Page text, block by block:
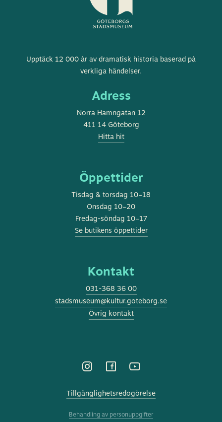
Göteborgs
stadsmuseum
Upptäck 12 000 år av dramatisk historia baserad på
verkliga händelser.
Adress
Norra Hamngatan 12
411 14 Göteborg
Hitta hit
Öppettider
Tisdag & torsdag 10–18
Onsdag 10–20
Fredag-söndag 10–17
Se butikens öppettider
Kontakt
031-368 36 00
stadsmuseum@kultur.goteborg.se
Övrig kontakt
Tillgänglighetsredogörelse
Behandling av personuppgifter